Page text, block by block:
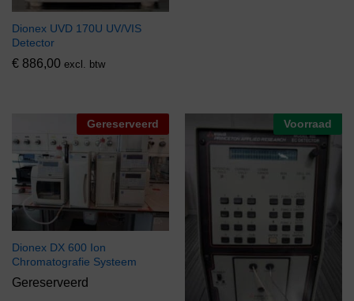
Dionex UVD 170U UV/VIS
Detector
€ 886,00 excl. btw
Gereserveerd
Dionex DX 600 Ion
Chromatografie Systeem
Gereserveerd
Voorraad